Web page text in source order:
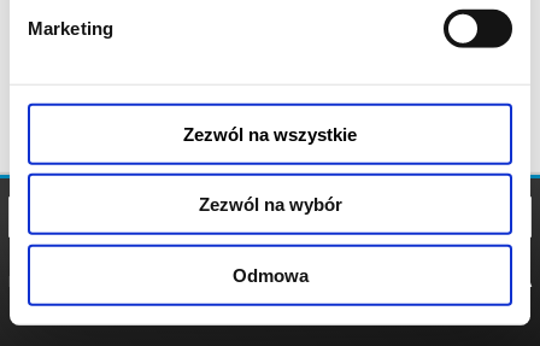
Marketing
Zezwól na wszystkie
Zezwól na wybór
Odmowa
POLITYKA
POLITYKA